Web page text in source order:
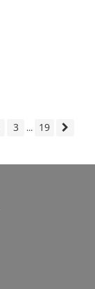
3 ... 19